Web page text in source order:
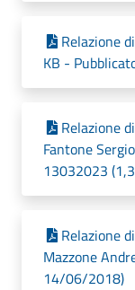
Relazione
KB -
Relazione
Fantone
13032023
Relazione
Mazzone
14/06/2018)